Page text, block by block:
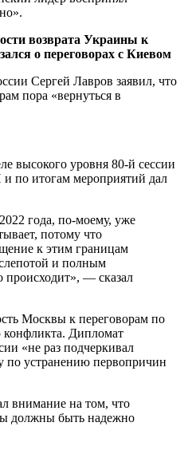
возврата Украины к
о переговорах с Киевом
Сергей Лавров заявил, что
пора «вернуться в
высокого уровня 80-й сессии
по итогам мероприятий дал
года, по-моему, уже
потому что
к этим границам
и полным
происходит», — сказал
Москвы к переговорам по
конфликта. Дипломат
«не раз подчеркивал
по устранению первопричин
внимание на том, что
должны быть надежно